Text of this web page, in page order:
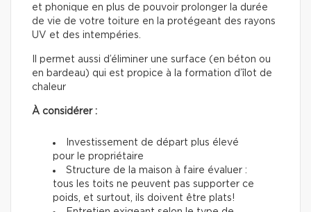
et phonique en plus de pouvoir prolonger la durée
de vie de votre toiture en la protégeant des rayons
UV et des intempéries.
Il permet aussi d’éliminer une surface (en béton ou
en bardeau) qui est propice à la formation d’îlot de
chaleur
À considérer :
Investissement de départ plus élevé
pour le propriétaire
Structure de la maison à faire évaluer :
tous les toits ne peuvent pas supporter ce
poids, et surtout, ils doivent être plats!